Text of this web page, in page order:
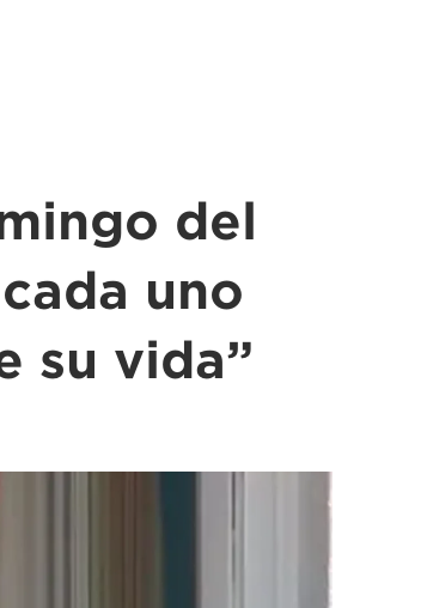
del
uno
su vida”